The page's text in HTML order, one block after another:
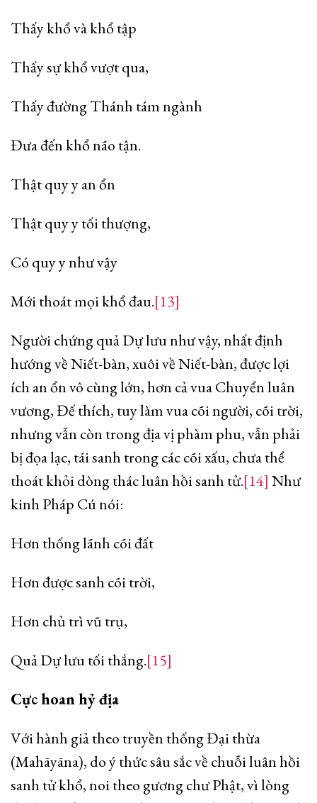
Thấy khổ và khổ tập
Thấy sự khổ vượt qua,
Thấy đường Thánh tám ngành
Đưa đến khổ não tận.
Thật quy y an ổn
Thật quy y tối thượng,
Có quy y như vậy
Mới thoát mọi khổ đau.[13]
Người chứng quả Dự lưu như vậy, nhất định
hướng về Niết-bàn, xuôi về Niết-bàn, được lợi
ích an ổn vô cùng lớn, hơn cả vua Chuyển luân
vương, Đế thích, tuy làm vua cõi người, cõi trời,
nhưng vẫn còn trong địa vị phàm phu, vẫn phải
bị đọa lạc, tái sanh trong các cõi xấu, chưa thể
thoát khỏi dòng thác luân hồi sanh tử.[14] Như
kinh Pháp Cú nói:
Hơn thống lãnh cõi đất
Hơn được sanh cõi trời,
Hơn chủ trì vũ trụ,
Quả Dự lưu tối thắng.[15]
Cực hoan hỷ địa
Với hành giả theo truyền thống Đại thừa
(Mahāyāna), do ý thức sâu sắc về chuỗi luân hồi
sanh tử khổ, noi theo gương chư Phật, vì lòng